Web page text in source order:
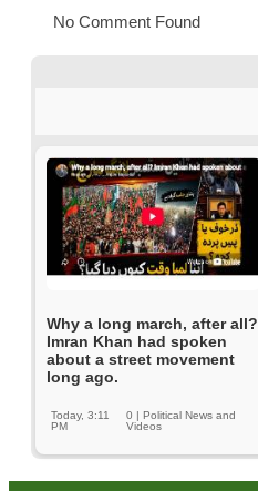
No Comment Found
Why a long march, after all?
Imran Khan had spoken
about a street movement
long ago.
0 |Political News and
Videos
Today, 3:11
PM